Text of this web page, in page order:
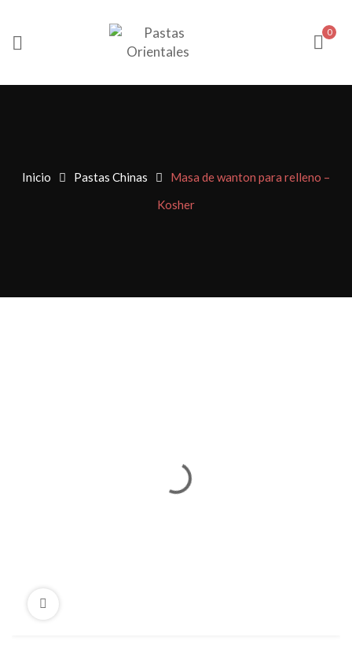
0
Inicio Pastas Chinas
Masa de wanton para relleno –
Kosher